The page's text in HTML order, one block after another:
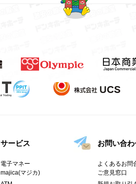
サービス
電子マネー
majica(マジカ)
お問い合わ
よくあるお問
ご意見窓口